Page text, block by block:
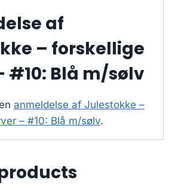
af
– forskellige
#10: Blå m/sølv
anmeldelse af Julestokke –
– #10: Blå m/sølv.